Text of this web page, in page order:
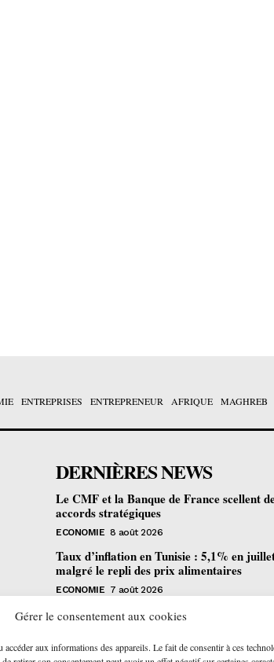
Gérer le consentement aux cookies
aux informations des appareils. Le fait de consentir à ces
ENTREPRISES ENTREPRENEUR AFRIQUE MAGHREB
DERNIÈRES NEWS
Le CMF et la Banque de France scellent
accords stratégiques
ECONOMIE 8 août 2026
Taux d’inflation en Tunisie : 5,1% en
malgré le repli des prix alimentaires
ECONOMIE 7 août 2026
Une formation gratuite en fibre optique
ENTREPRENEUR 6 août 2026